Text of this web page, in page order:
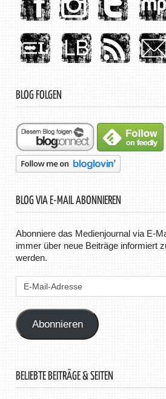
BLOG FOLGEN
BLOG VIA E-MAIL ABONNIEREN
Abonniere das Medienjournal via E-
immer über neue Beiträge informiert
werden.
E-
Abonnieren
BELIEBTE BEITRÄGE & SEITEN